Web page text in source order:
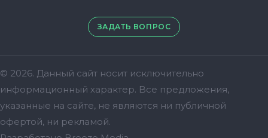
ЗАДАТЬ ВОПРОС
© 2026. Данный сайт носит исключительно
информационный характер. Bсе предложения,
указанные на сайте, не являются ни публичной
офертой, ни рекламой.